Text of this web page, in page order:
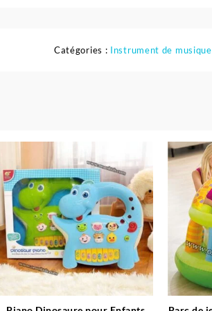
Catégories : Instrument de musique